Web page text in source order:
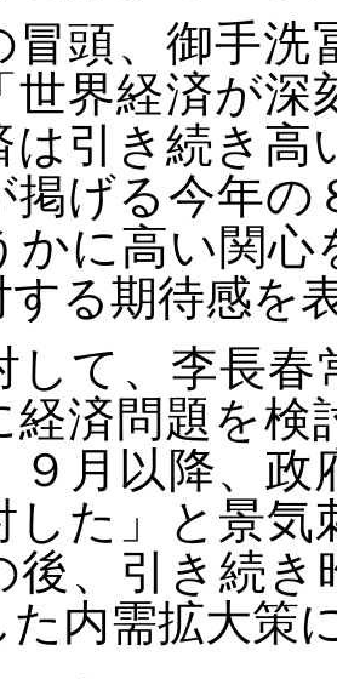
冒頭、御手洗
世界経済が深
は引き続き
掲げる今年
かに高い関
する期待感を
して、李長
経済問題を
９月以降、
した」と景
後、引き続
た内需拡大策